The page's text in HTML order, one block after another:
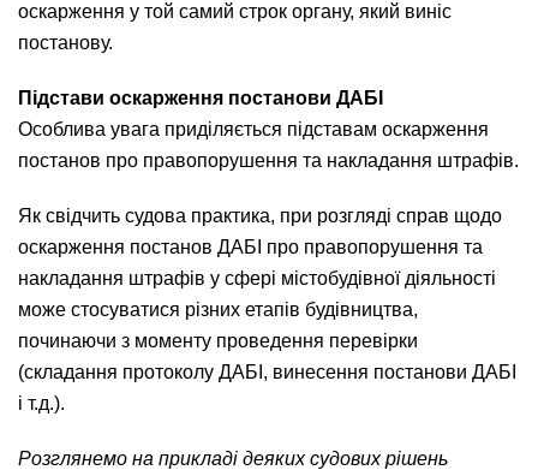
оскарження у той самий строк органу, який виніс
постанову.
Підстави оскарження постанови ДАБІ
Особлива увага приділяється підставам оскарження
постанов про правопорушення та накладання штрафів.
Як свідчить судова практика, при розгляді справ щодо
оскарження постанов ДАБІ про правопорушення та
накладання штрафів у сфері містобудівної діяльності
може стосуватися різних етапів будівництва,
починаючи з моменту проведення перевірки
(складання протоколу ДАБІ, винесення постанови ДАБІ
і т.д.).
Розглянемо на прикладі деяких судових рішень